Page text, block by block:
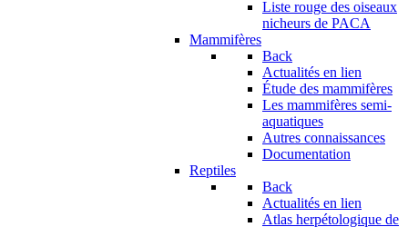
Liste rouge des oiseaux
nicheurs de PACA
Mammifères
Back
Actualités en lien
Étude des mammifères
Les mammifères semi-
aquatiques
Autres connaissances
Documentation
Reptiles
Back
Actualités en lien
Atlas herpétologique de